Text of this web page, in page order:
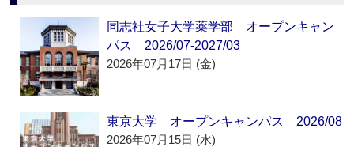
同志社女子大学薬学部 オープンキャン
パス 2026/07-2027/03
2026年07月17日 (金)
東京大学 オープンキャンパス 2026/08
2026年07月15日 (水)